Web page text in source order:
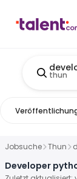
thun
Jobsuche Thun
Developer